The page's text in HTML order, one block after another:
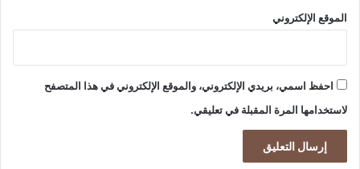
الموقع الإلكتروني
احفظ اسمي، بريدي الإلكتروني، والموقع الإلكتروني في هذا المتصفح
لاستخدامها المرة المقبلة في تعليقي.